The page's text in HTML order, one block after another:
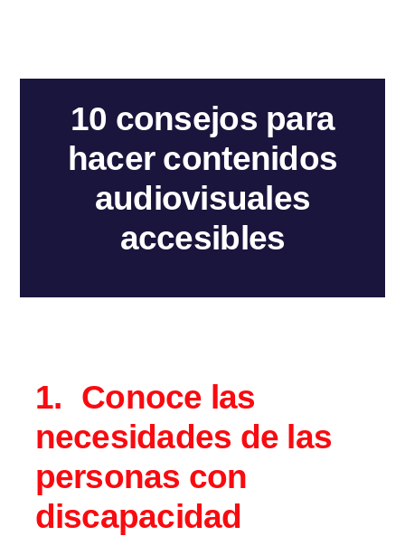
10 consejos para
hacer contenidos
audiovisuales
accesibles
Conoce las
necesidades de las
personas con
discapacidad